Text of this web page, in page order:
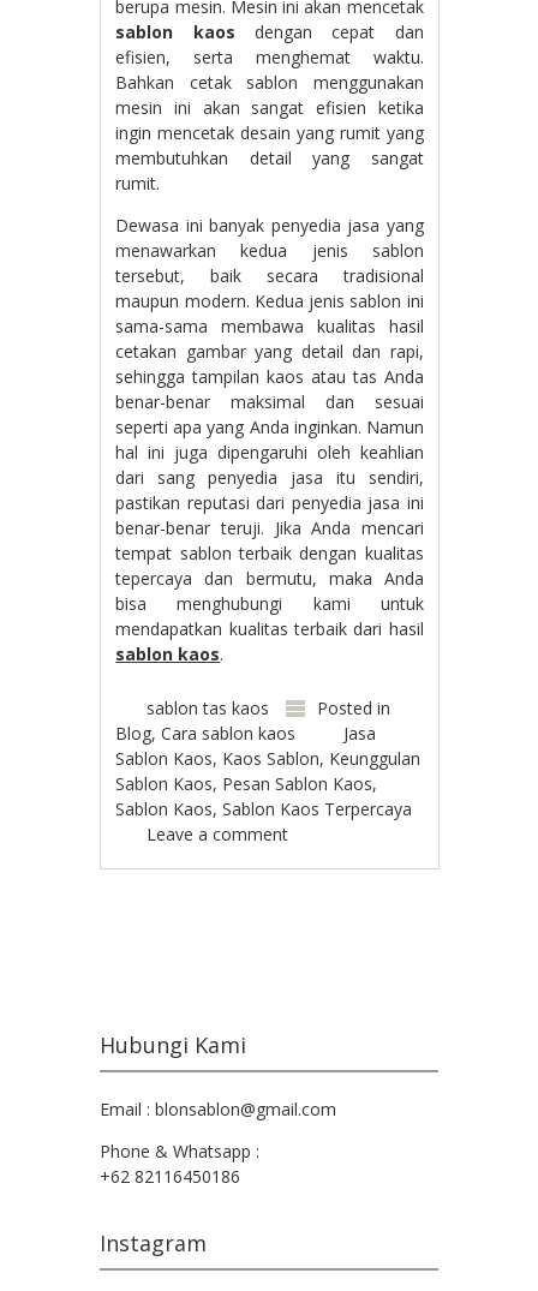
berupa mesin. Mesin ini akan mencetak
sablon kaos dengan cepat dan
efisien, serta menghemat waktu.
Bahkan cetak sablon menggunakan
mesin ini akan sangat efisien ketika
ingin mencetak desain yang rumit yang
membutuhkan detail yang sangat
rumit.
Dewasa ini banyak penyedia jasa yang
menawarkan kedua jenis sablon
tersebut, baik secara tradisional
maupun modern. Kedua jenis sablon ini
sama-sama membawa kualitas hasil
cetakan gambar yang detail dan rapi,
sehingga tampilan kaos atau tas Anda
benar-benar maksimal dan sesuai
seperti apa yang Anda inginkan. Namun
hal ini juga dipengaruhi oleh keahlian
dari sang penyedia jasa itu sendiri,
pastikan reputasi dari penyedia jasa ini
benar-benar teruji. Jika Anda mencari
tempat sablon terbaik dengan kualitas
tepercaya dan bermutu, maka Anda
bisa menghubungi kami untuk
mendapatkan kualitas terbaik dari hasil
sablon kaos.
sablon tas kaos
Posted in
Blog,Cara sablon kaos
Jasa
Sablon Kaos, Kaos Sablon, Keunggulan
Sablon Kaos, Pesan Sablon Kaos,
Sablon Kaos,Sablon Kaos Terpercaya
Leave a comment
Hubungi Kami
Email : blonsablon@gmail.com
Phone & Whatsapp :
+62 82116450186
Instagram